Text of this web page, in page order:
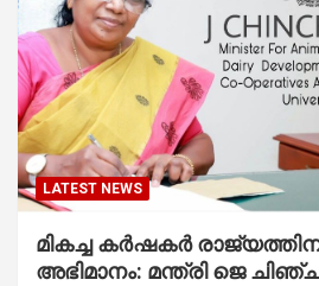
LATEST NEWS
മികച്ച കർഷകർ
അഭിമാനം: മന്ത്രി ജെ